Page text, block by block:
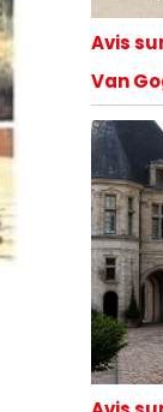
Avis
Van